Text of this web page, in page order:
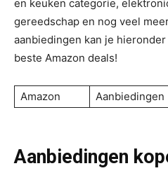
en keuken categorie,
gereedschap en nog veel
aanbiedingen kan je
beste Amazon deals!
Amazon Aanbiedingen
Aanbiedingen